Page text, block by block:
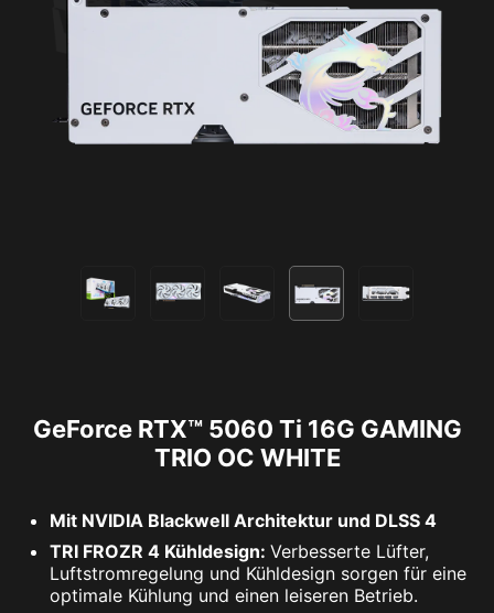
GeForce RTX™ 5060 Ti 16G GAMING
TRIO OC WHITE
Mit NVIDIA Blackwell Architektur und DLSS 4
TRI FROZR 4 Kühldesign: Verbesserte Lüfter,
Luftstromregelung und Kühldesign sorgen für eine
optimale Kühlung und einen leiseren Betrieb.